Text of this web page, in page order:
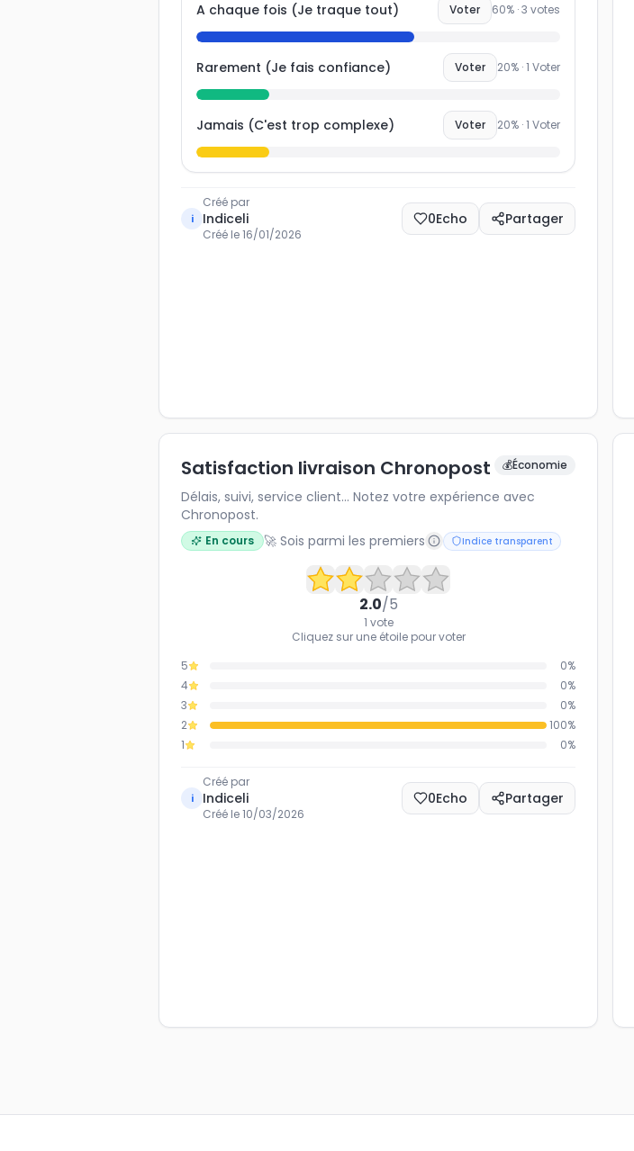
A chaque fois (Je traque tout) Voter 60% ·3 votes
Rarement (Je fais confiance) Voter 20% ·1 Voter
Jamais (C'est trop complexe) Voter 20% ·1 Voter
i
Créé par
Indiceli
Créé le16/01/2026
0Echo Partager
Satisfaction livraison Chronopost 💰Économie
Délais, suivi, service client... Notez votre expérience avec
Chronopost.
En cours 🚀 Sois parmi les premiers Indice transparent
2.0/5
1 vote
Cliquez sur une étoile pour voter
5
0%
4
0%
3
0%
2
100%
1
0%
i
Créé par
Indiceli
Créé le10/03/2026
0Echo Partager